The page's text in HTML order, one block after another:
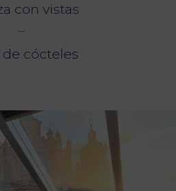
con vistas
de cócteles